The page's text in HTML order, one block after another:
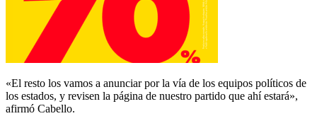
«El resto los vamos a anunciar por la vía de los equipos políticos de
los estados, y revisen la página de nuestro partido que ahí estará»,
afirmó Cabello.